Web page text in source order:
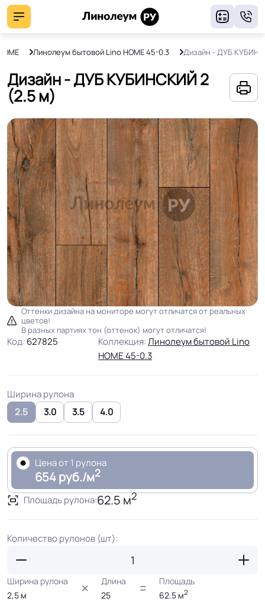
Линолеум бытовой Lino HOME 45-0.3 Дизайн - ДУБ
Дизайн - ДУБ КУБИНСКИЙ 2
(2.5 м)
Оттенки дизайна на мониторе могут отличатся от реальных
цветов!
В разных партиях тон (оттенок) могут отличатся!
Код: 627825 Коллекция:Линолеум бытовой Lino
HOME 45-0.3
Ширина рулона
2.5
3.0 3.5 4.0
Цена от 1 рулона
654 руб./м2
Площадь рулона:62.5 м2
Количество рулонов (шт):
Ширина рулона
2,5 м
Длина
25
Площадь
62.5 м2